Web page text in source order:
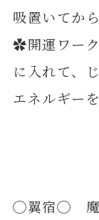
吸置いてか
✿開運ワー
に入れて、
エネルギー
◯翼宿◯ 魔